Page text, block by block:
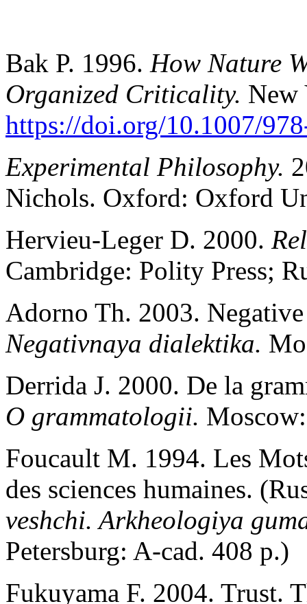
Bak P. 1996. How Nature
Organized Criticality. New
https://doi.org/10.1007/
Experimental Philosophy.
Nichols. Oxford: Oxford
Hervieu-Leger D. 2000.
Cambridge: Polity Press;
Adorno Th. 2003.
Negativnaya dialektika.
Derrida J. 2000. De la
O grammatologii.
Foucault M. 1994. Les
des sciences humaines.
veshchi. Arkheologiya
Petersburg: A-cad. 408 p.)
Fukuyama F. 2004. Trust.